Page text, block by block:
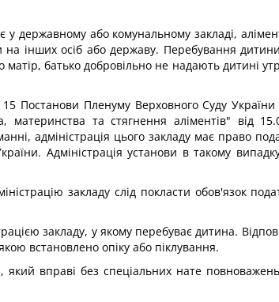
у державному або комунальному закладі,
інших осіб або державу. Перебування
батько добровільно не надають дитині
15 Постанови Пленуму Верховного Суду
материнства та стягнення аліментів" від
адміністрація цього закладу має право
Адміністрація установи в такому
закладу слід покласти обов'язок
закладу, у якому перебуває дитина.
встановлено опіку або піклування.
вправі без спеціальних нате